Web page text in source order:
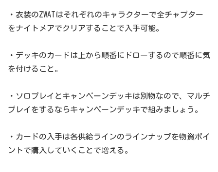
・衣装のZWATはそれぞれのキャラクターで全チャプター
をナイトメアでクリアすることで入手可能。
・デッキのカードは上から順番にドローするので順番に気
を付けること。
・ソロプレイとキャンペーンデッキは別物なので、マルチ
プレイをするならキャンペーンデッキで組みましょう。
・カードの入手は各供給ラインのラインナップを物資ポイ
ントで購入していくことで増える。